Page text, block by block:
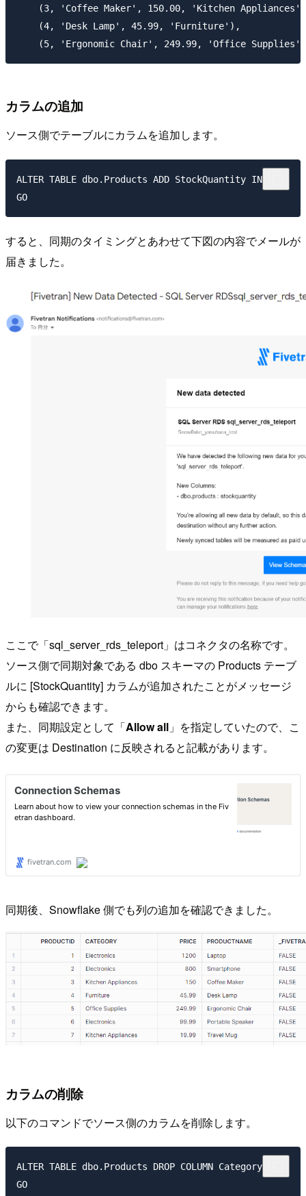
(3, 'Coffee Maker', 150.00, 'Kitchen
    (4, 'Desk Lamp', 45.99, 'Furniture'),
カラムの追加
ソース側でテーブルにカラムを追加します。
ALTER TABLE dbo.Products ADD StockQuantity INT;
すると、同期のタイミングとあわせて下図の内容でメールが
届きました。
ここで「sql_server_rds_teleport」はコネクタの名称です。
ソース側で同期対象である dbo スキーマの Products テーブ
ルに [StockQuantity] カラムが追加されたことがメッセージ
からも確認できます。
また、同期設定として「Allow all 」を指定していたので、こ
の変更は Destination に反映されると記載があります。
同期後、Snowflake 側でも列の追加を確認できました。
カラムの削除
以下のコマンドでソース側のカラムを削除します。
ALTER TABLE dbo.Products DROP COLUMN Category;